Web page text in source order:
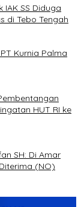
SS Diduga
di Tebo Tengah
Kurnia Palma
HUT RI ke
SH: Di Amar
(NO)